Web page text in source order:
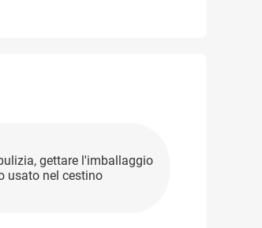
gettare l'imballaggio
usato nel cestino